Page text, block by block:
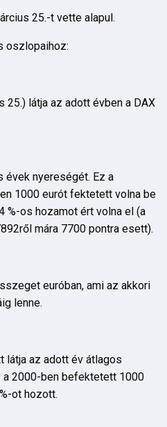
25.-t vette alapul.
oszlopaihoz:
25.) látja az adott évben a DAX
évek nyereségét. Ez a
1000 eurót fektetett volna be
%-os hozamot ért volna el (a
mára 7700 pontra esett).
euróban, ami az akkori
lenne.
látja az adott év átlagos
a 2000-ben befektetett 1000
ot hozott.